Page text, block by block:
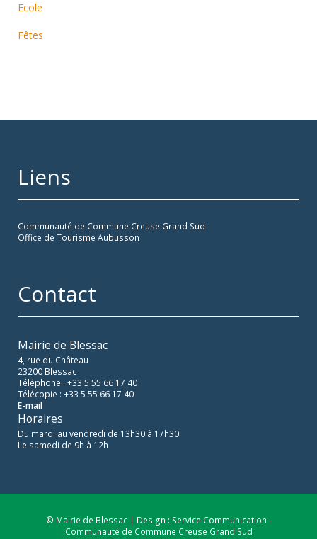
Ecole
Fêtes
Liens
Communauté de Commune Creuse Grand Sud
Office de Tourisme Aubusson
Contact
Mairie de Blessac
4, rue du Château
23200 Blessac
Téléphone : +33 5 55 66 17 40
Télécopie : +33 5 55 66 17 40
E-mail
Horaires
Du mardi au vendredi de 13h30 à 17h30
Le samedi de 9h à 12h
© Mairie de Blessac | Design : Service Communication -
Communauté de Commune Creuse Grand Sud